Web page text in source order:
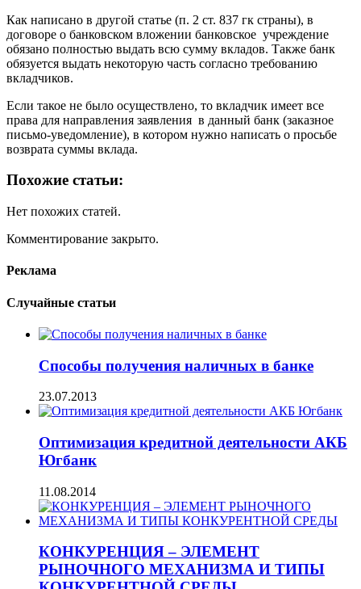
Как написано в другой статье (п. 2 ст. 837 гк страны), в
договоре о банковском вложении банковское учреждение
обязано полностью выдать всю сумму вкладов. Также банк
обязуется выдать некоторую часть согласно требованию
вкладчиков.
Если такое не было осуществлено, то вкладчик имеет все
права для направления заявления в данный банк (заказное
письмо-уведомление), в котором нужно написать о просьбе
возврата суммы вклада.
Похожие статьи:
Нет похожих статей.
Комментирование закрыто.
Реклама
Случайные статьи
Способы получения наличных в банке
23.07.2013
Оптимизация кредитной деятельности АКБ
Югбанк
11.08.2014
КОНКУРЕНЦИЯ – ЭЛЕМЕНТ
РЫНОЧНОГО МЕХАНИЗМА И ТИПЫ